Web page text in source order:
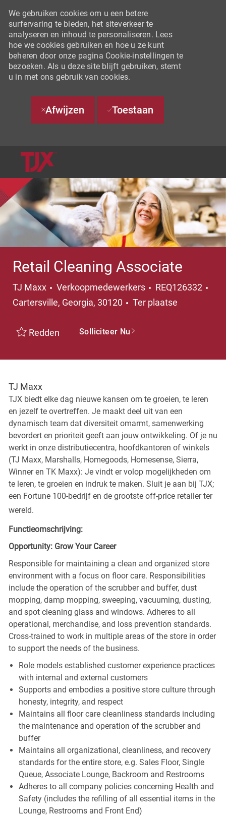
We gebruiken cookies om u een betere
surfervaring te bieden, het siteverkeer te
analyseren en inhoud te personaliseren. Lees
hoe we cookies gebruiken en hoe u ze kunt
beheren door onze pagina Cookie-instellingen te
bezoeken. Als u deze site blijft gebruiken, stemt
u in met ons gebruik van cookies.
Afwijzen Toestaan
Retail Cleaning Associate
TJ Maxx Categorie
Verkoopmedewerkers REQ126332
Cartersville, Georgia, 30120
Ter plaatse
Redden Solliciteer Nu
TJ Maxx
TJX biedt elke dag nieuwe kansen om te groeien, te leren
en jezelf te overtreffen. Je maakt deel uit van een
dynamisch team dat diversiteit omarmt, samenwerking
bevordert en prioriteit geeft aan jouw ontwikkeling. Of je nu
werkt in onze distributiecentra, hoofdkantoren of winkels
(TJ Maxx, Marshalls, Homegoods, Homesense, Sierra,
Winner en TK Maxx): Je vindt er volop mogelijkheden om
te leren, te groeien en indruk te maken. Sluit je aan bij TJX;
een Fortune 100-bedrijf en de grootste off-price retailer ter
wereld.
Functieomschrijving:
Opportunity: Grow Your Career
Responsible for maintaining a clean and organized store
environment with a focus on floor care. Responsibilities
include the operation of the scrubber and buffer, dust
mopping, damp mopping, sweeping, vacuuming, dusting,
and spot cleaning glass and windows. Adheres to all
operational, merchandise, and loss prevention standards.
Cross-trained to work in multiple areas of the store in order
to support the needs of the business.
Role models established customer experience practices
with internal and external customers
Supports and embodies a positive store culture through
honesty, integrity, and respect
Maintains all floor care cleanliness standards including
the maintenance and operation of the scrubber and
buffer
Maintains all organizational, cleanliness, and recovery
standards for the entire store, e.g. Sales Floor, Single
Queue, Associate Lounge, Backroom and Restrooms
Adheres to all company policies concerning Health and
Safety (includes the refilling of all essential items in the
Lounge, Restrooms and Front End)